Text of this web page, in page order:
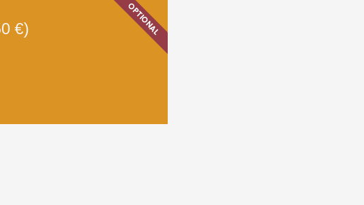
€) OPTIONAL